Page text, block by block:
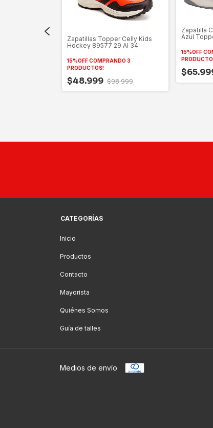
Zapatillas Topper Celly Kids
Hockey 89577 29 Al 34
15%OFF COMPRANDO 3
PRODUCTOS!
$48.999 $98.999
Zapatilla
Azul
15%OFF
CATEGORÍAS
Inicio
Productos
Contacto
Mayorista
Quiénes Somos
Guía de talles
Medios de envío